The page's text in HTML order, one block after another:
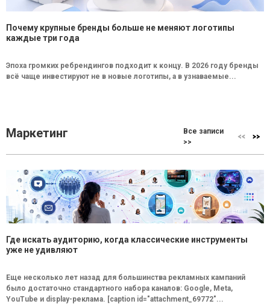
Почему крупные бренды больше не меняют логотипы
каждые три года
Эпоха громких ребрендингов подходит к концу. В 2026 году бренды
всё чаще инвестируют не в новые логотипы, а в узнаваемые...
Маркетинг
Все записи
>>
Где искать аудиторию, когда классические инструменты
уже не удивляют
Еще несколько лет назад для большинства рекламных кампаний
было достаточно стандартного набора каналов: Google, Meta,
YouTube и display-реклама. [caption id="attachment_69772"...